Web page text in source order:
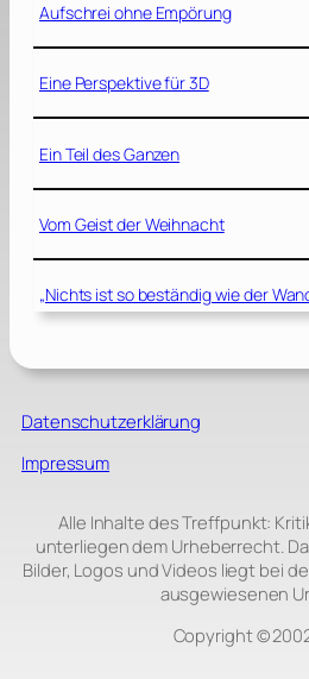
Aufschrei ohne Empörung
Eine Perspektive für 3D
Ein Teil des Ganzen
Vom Geist der Weihnacht
„Nichts ist so beständig wie der
Datenschutzerklärung
Impressum
Alle Inhalte des Treffpunkt:
unterliegen dem Urheberrecht.
Bilder, Logos und Videos liegt bei
ausgewiesenen
Copyright ©